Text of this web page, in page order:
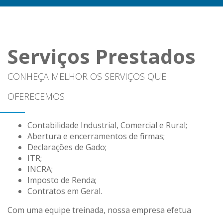
Serviços Prestados
CONHEÇA MELHOR OS SERVIÇOS QUE
OFERECEMOS
Contabilidade Industrial, Comercial e Rural;
Abertura e encerramentos de firmas;
Declarações de Gado;
ITR;
INCRA;
Imposto de Renda;
Contratos em Geral.
Com uma equipe treinada, nossa empresa efetua